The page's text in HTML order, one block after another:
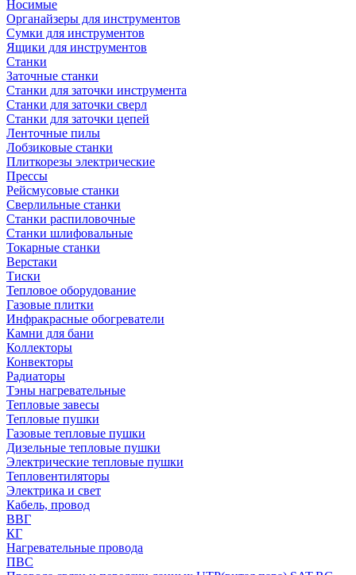
Носимые
Органайзеры для инструментов
Сумки для инструментов
Ящики для инструментов
Станки
Заточные станки
Станки для заточки инструмента
Станки для заточки сверл
Станки для заточки цепей
Ленточные пилы
Лобзиковые станки
Плиткорезы электрические
Прессы
Рейсмусовые станки
Сверлильные станки
Станки распиловочные
Станки шлифовальные
Токарные станки
Верстаки
Тиски
Тепловое оборудование
Газовые плитки
Инфракрасные обогреватели
Камни для бани
Коллекторы
Конвекторы
Радиаторы
Тэны нагревательные
Тепловые завесы
Тепловые пушки
Газовые тепловые пушки
Дизельные тепловые пушки
Электрические тепловые пушки
Тепловентиляторы
Электрика и свет
Кабель, провод
ВВГ
КГ
Нагревательные провода
ПВС